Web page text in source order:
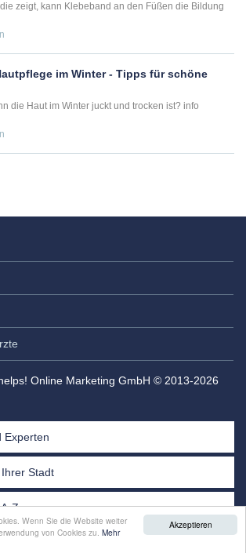
Akzeptieren
Wenn Sie die Website weiter
von Cookies zu. Mehr
Karlstraße 9
Dr. med. Rupert Schulz
Jungfrauenthal 13
zeigt, kann Klebeband an den Füßen die Bildung
im Winter - Tipps für schöne
die Haut im Winter juckt und trocken ist? info
Online Marketing GmbH © 2013-2026
Experten
Stadt
Z